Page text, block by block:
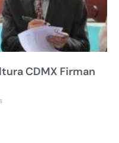
CDMX Firman